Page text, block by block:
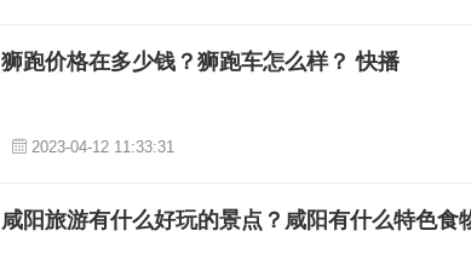
狮跑价格在多少钱？狮跑车怎么样？ 快播
2023-04-12 11:33:31
咸阳旅游有什么好玩的景点？咸阳有什么特色食